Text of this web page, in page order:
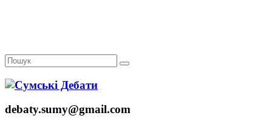
debaty.sumy@gmail.com